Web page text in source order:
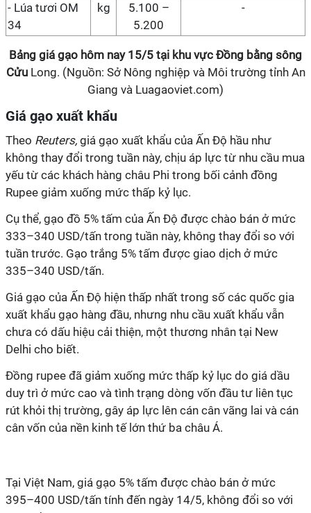
- Lúa tươi OM
34
kg
5.100 –
5.200
-
Bảng giá gạo hôm nay15/5 tại khu vực Đồng bằng sông
Cửu Long. (Nguồn: Sở Nông nghiệp và Môi trường tỉnh An
Giang và Luagaoviet.com)
Giá gạo xuất khẩu
Theo Reuters, giá gạo xuất khẩu của Ấn Độ hầu như
không thay đổi trong tuần này, chịu áp lực từ nhu cầu mua
yếu từ các khách hàng châu Phi trong bối cảnh đồng
Rupee giảm xuống mức thấp kỷ lục.
Cụ thể, gạo đồ 5% tấm của Ấn Độ được chào bán ở mức
333–340 USD/tấn trong tuần này, không thay đổi so với
tuần trước. Gạo trắng 5% tấm được giao dịch ở mức
335–340 USD/tấn.
Giá gạo của Ấn Độ hiện thấp nhất trong số các quốc gia
xuất khẩu gạo hàng đầu, nhưng nhu cầu xuất khẩu vẫn
chưa có dấu hiệu cải thiện, một thương nhân tại New
Delhi cho biết.
Đồng rupee đã giảm xuống mức thấp kỷ lục do giá dầu
duy trì ở mức cao và tình trạng dòng vốn đầu tư liên tục
rút khỏi thị trường, gây áp lực lên cán cân vãng lai và cán
cân vốn của nền kinh tế lớn thứ ba châu Á.
Tại Việt Nam, giá gạo 5% tấm được chào bán ở mức
395–400 USD/tấn tính đến ngày 14/5, không đổi so với